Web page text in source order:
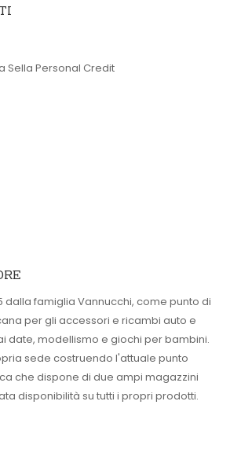
Sella Personal Credit
dalla famiglia Vannucchi, come punto di
per gli accessori e ricambi auto e
date, modellismo e giochi per bambini.
sede costruendo l'attuale punto
che dispone di due ampi magazzini
disponibilità su tutti i propri prodotti.